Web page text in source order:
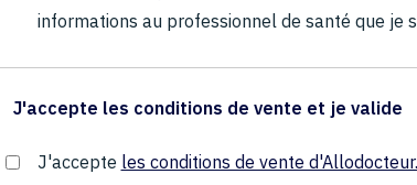
informations au professionnel de santé que je
J'accepte les conditions de vente et je valide
J'accepte les conditions de vente